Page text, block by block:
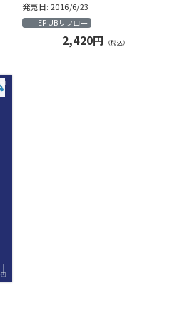
発売日: 2016/6/23
EPUBリフロー
2,420円 （税込）